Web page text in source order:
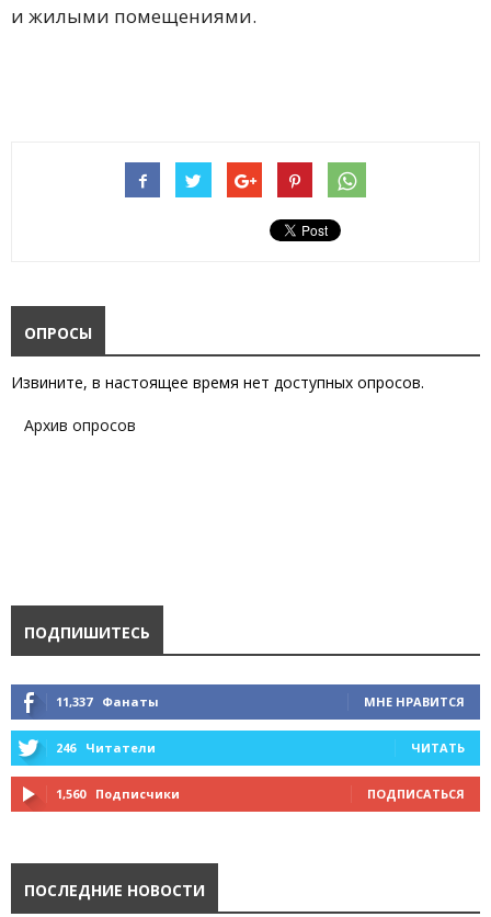
и жилыми помещениями.
ОПРОСЫ
Извините, в настоящее время нет доступных опросов.
Архив опросов
ПОДПИШИТЕСЬ
11,337 Фанаты МНЕ НРАВИТСЯ
246 Читатели ЧИТАТЬ
1,560 Подписчики ПОДПИСАТЬСЯ
ПОСЛЕДНИЕ НОВОСТИ